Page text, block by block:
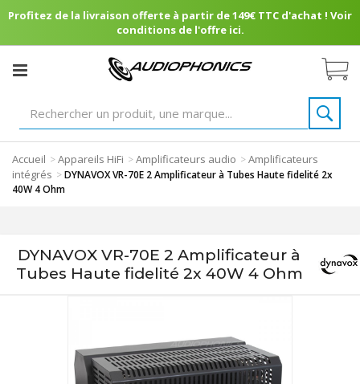
Profitez de la livraison offerte à partir de 149€ TTC d'achat ! Voir
conditions de l'offre ici.
Accueil >Appareils HiFi >Amplificateurs audio >Amplificateurs
intégrés >DYNAVOX VR-70E 2 Amplificateur à Tubes Haute fidelité 2x
40W 4 Ohm
DYNAVOX VR-70E 2 Amplificateur à
Tubes Haute fidelité 2x 40W 4 Ohm